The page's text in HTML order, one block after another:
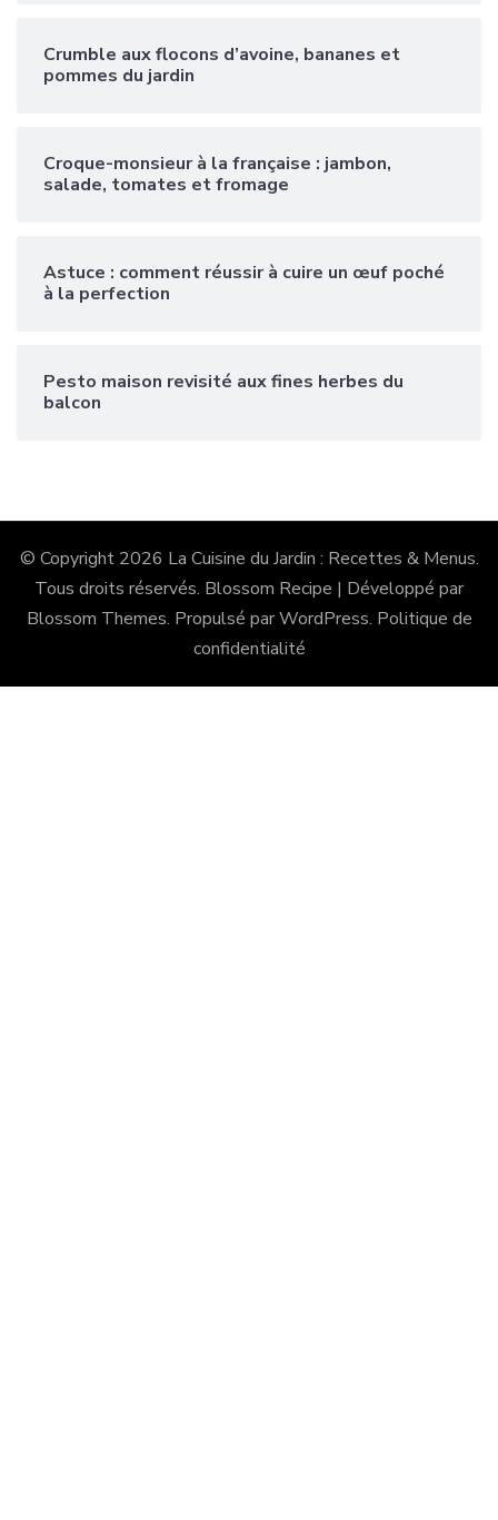
Crumble aux flocons d’avoine, bananes et
pommes du jardin
Croque-monsieur à la française : jambon,
salade, tomates et fromage
Astuce : comment réussir à cuire un œuf poché
à la perfection
Pesto maison revisité aux fines herbes du
balcon
© Copyright 2026 La Cuisine du Jardin : Recettes & Menus.
Tous droits réservés. Blossom Recipe | Développé par
Blossom Themes. Propulsé parWordPress. Politique de
confidentialité